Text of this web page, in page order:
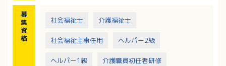
務）
募
集
資
格
社会福祉士 介護福祉士
社会福祉主事任用 ヘルパー2級
ヘルパー1級 介護職員初任者研修